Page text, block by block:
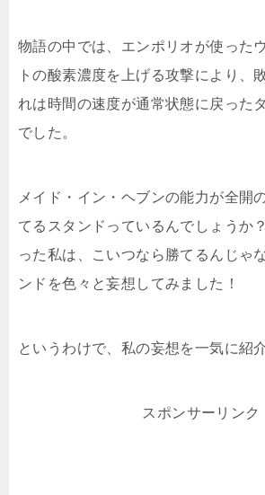
物語の中では、エンポリオが使った
トの酸素濃度を上げる攻撃により、
れは時間の速度が通常状態に戻った
でした。
メイド・イン・ヘブンの能力が全開
てるスタンドっているんでしょうか
った私は、こいつなら勝てるんじゃ
ンドを色々と妄想してみました！
というわけで、私の妄想を一気に紹
スポンサーリンク